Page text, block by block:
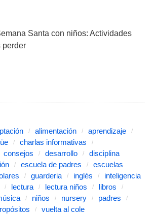
Santa con niños: Actividades
perder
alimentación
aprendizaje
charlas informativas
consejos desarrollo
disciplina
escuela de padres
escuelas
guarderia inglés
inteligencia
lectura lectura niños
libros
niños nursery
padres
vuelta al cole